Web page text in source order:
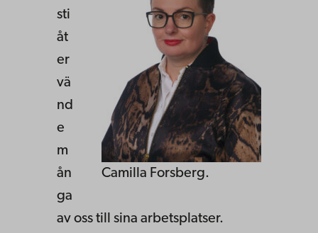
Camilla Forsberg.
sti
åt
er
vä
nd
e
m
ån
ga
av oss till sina arbetsplatser.